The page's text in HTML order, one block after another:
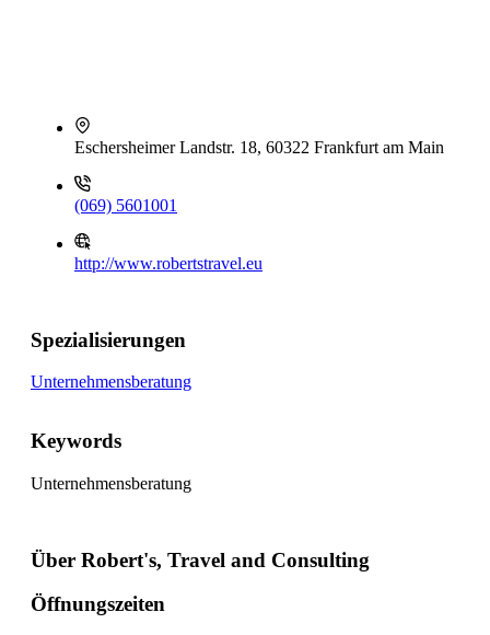
Eschersheimer Landstr. 18, 60322 Frankfurt am Main
(069) 5601001
http://www.robertstravel.eu
Spezialisierungen
Unternehmensberatung
Keywords
Unternehmensberatung
Über Robert's, Travel and Consulting
Öffnungszeiten